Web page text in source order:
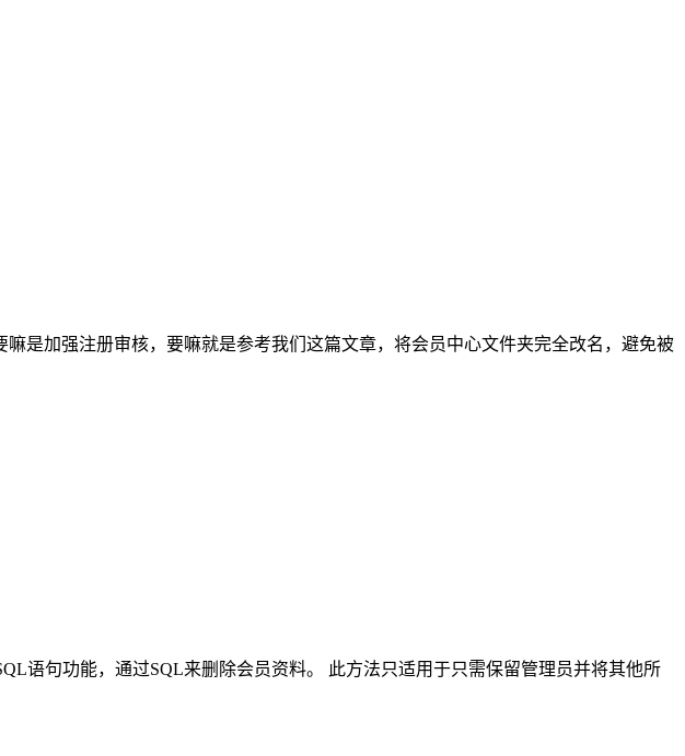
是加强注册审核，要嘛就是参考我们这篇文章，将会员中心文件夹完全改名，避免被
语句功能，通过SQL来删除会员资料。 此方法只适用于只需保留管理员并将其他所